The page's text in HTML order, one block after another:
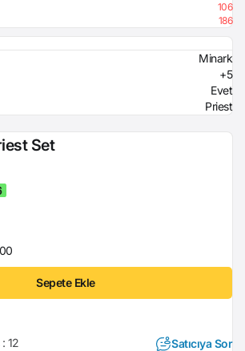
106
186
Minark
+5
Evet
Priest
Set
Sepete Ekle
: 12 Satıcıya Sor